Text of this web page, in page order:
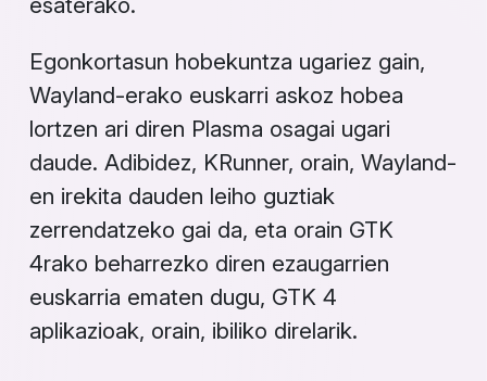
Egonkortasun hobekuntza ugariez gain,
Wayland-erako euskarri askoz hobea
lortzen ari diren Plasma osagai ugari
daude. Adibidez, KRunner, orain, Wayland-
en irekita dauden leiho guztiak
zerrendatzeko gai da, eta orain GTK
4rako beharrezko diren ezaugarrien
euskarria ematen dugu, GTK 4
aplikazioak, orain, ibiliko direlarik.